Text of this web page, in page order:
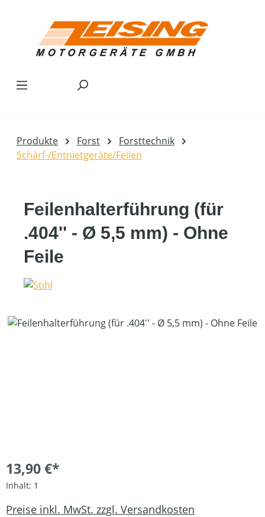
Produkte Forst
Forsttechnik
Schärf-/Entnietgeräte/Feilen
Feilenhalterführung (für
.404'' - Ø 5,5 mm) - Ohne
Feile
Bildergalerie überspringen
13,90 €*
Inhalt: 1
Preise inkl. MwSt. zzgl. Versandkosten